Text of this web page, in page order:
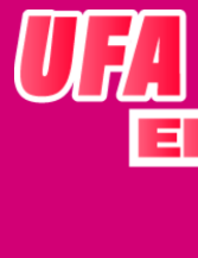
Skip
content